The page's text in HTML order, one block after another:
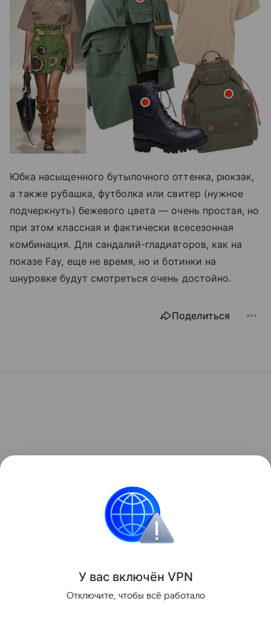
Юбка насыщенного бутылочного оттенка, рюкзак,
а также рубашка, футболка или свитер (нужное
подчеркнуть) бежевого цвета — очень простая, но
при этом классная и фактически всесезонная
комбинация. Для сандалий-гладиаторов, как на
показе Fay, еще не время, но и ботинки на
шнуровке будут смотреться очень достойно.
Поделиться
У вас включён VPN
Отключите, чтобы всё работало